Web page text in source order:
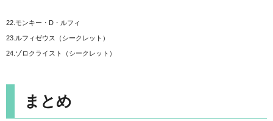
22.モンキー・D・ルフィ
23.ルフィゼウス（シークレット）
24.ゾロクライスト（シークレット）
まとめ